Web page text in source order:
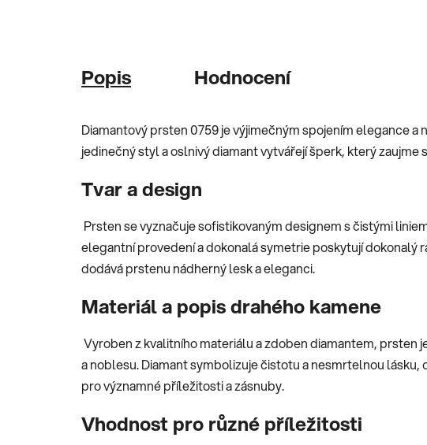
Popis Hodnocení
Diamantový prsten 0759 je výjimečným spojením elegance a
jedinečný styl a oslnivý diamant vytvářejí šperk, který zaujme
Tvar a design
Prsten se vyznačuje sofistikovaným designem s čistými
elegantní provedení a dokonalá symetrie poskytují dokonalý
dodává prstenu nádherný lesk a eleganci.
Materiál a popis drahého kamene
Vyroben z kvalitního materiálu a zdoben diamantem, prsten
a noblesu. Diamant symbolizuje čistotu a nesmrtelnou
pro významné příležitosti a zásnuby.
Vhodnost pro různé příležitosti